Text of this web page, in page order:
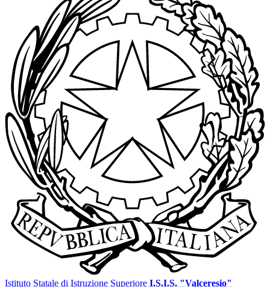
Istituto Statale di Istruzione Superiore I.S.I.S. "Valceresio"